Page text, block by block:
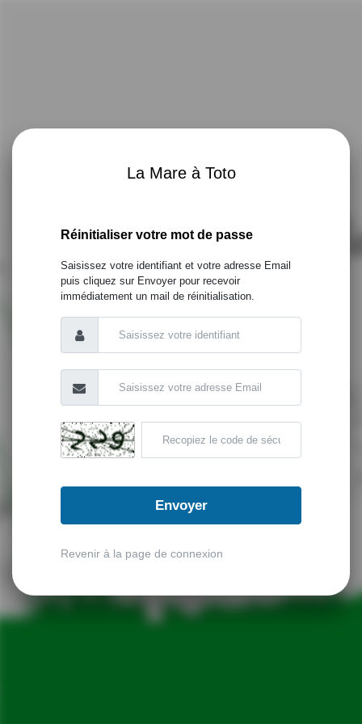
La Mare à Toto
Réinitialiser votre mot de passe
Saisissez votre identifiant et votre adresse Email
puis cliquez sur Envoyer pour recevoir
immédiatement un mail de réinitialisation.
Envoyer
Revenir à la page de connexion